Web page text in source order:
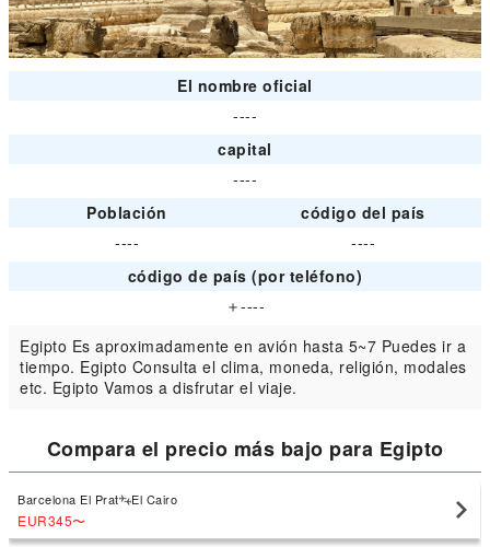
El nombre oficial
----
capital
----
Población
código del país
----
----
código de país (por teléfono)
＋----
Egipto Es aproximadamente en avión hasta 5~7 Puedes ir a
tiempo. Egipto Consulta el clima, moneda, religión, modales
etc. Egipto Vamos a disfrutar el viaje.
Compara el precio más bajo para Egipto
Barcelona El Prat El Cairo
EUR345〜